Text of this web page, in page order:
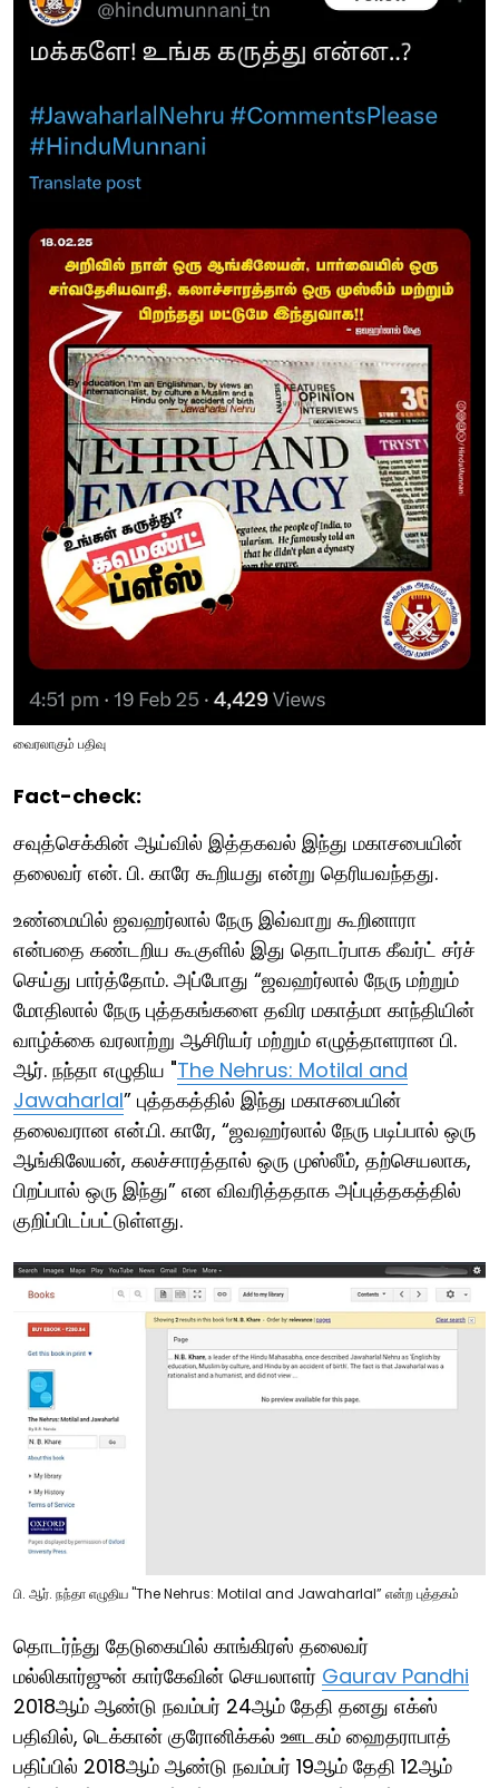
வைரலாகும் பதிவு
Fact-check:
சவுத்செக்கின் ஆய்வில் இத்தகவல் இந்து மகாசபையின்
தலைவர் என். பி. காரே கூறியது என்று தெரியவந்தது.
உண்மையில் ஜவஹர்லால் நேரு இவ்வாறு கூறினாரா
என்பதை கண்டறிய கூகுளில் இது தொடர்பாக கீவர்ட் சர்ச்
செய்து பார்த்தோம். அப்போது “ஜவஹர்லால் நேரு மற்றும்
மோதிலால் நேரு புத்தகங்களை தவிர மகாத்மா காந்தியின்
வாழ்க்கை வரலாற்று ஆசிரியர் மற்றும் எழுத்தாளரான பி.
ஆர். நந்தா எழுதிய "The Nehrus: Motilal and
Jawaharlal” புத்தகத்தில் இந்து மகாசபையின்
தலைவரான என்‌.பி. காரே, “ஜவஹர்லால் நேரு படிப்பால் ஒரு
ஆங்கிலேயன், கலச்சாரத்தால் ஒரு முஸ்லீம், தற்செயலாக,
பிறப்பால் ஒரு இந்து” என விவரித்ததாக அப்புத்தகத்தில்
குறிப்பிடப்பட்டுள்ளது.
பி. ஆர். நந்தா எழுதிய "The Nehrus: Motilal and Jawaharlal” என்ற புத்தகம்
தொடர்ந்து தேடுகையில் காங்கிரஸ் தலைவர்
மல்லிகார்ஜுன் கார்கேவின் செயலாளர் Gaurav Pandhi
2018ஆம் ஆண்டு நவம்பர் 24ஆம் தேதி தனது எக்ஸ்
பதிவில், டெக்கான் குரோனிக்கல் ஊடகம் ஹைதராபாத்
பதிப்பில் 2018ஆம் ஆண்டு நவம்பர் 19ஆம் தேதி 12ஆம்